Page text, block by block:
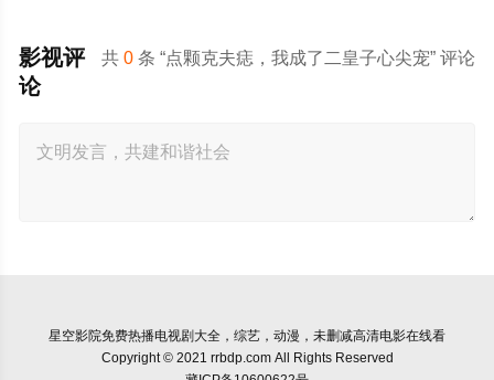
共0 条 “点颗克夫痣，我成了二皇子心尖宠” 评论
影视评
论
星空影院免费热播电视剧大全，综艺，动漫，未删减高清电影在线看
Copyright © 2021 rrbdp.com All Rights Reserved